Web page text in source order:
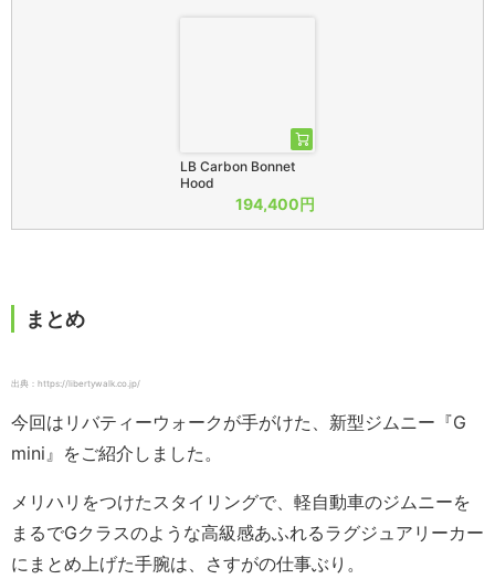
LB Carbon Bonnet
Hood
194,400円
まとめ
出典：https://libertywalk.co.jp/
今回はリバティーウォークが手がけた、新型ジムニー『G
mini』をご紹介しました。
メリハリをつけたスタイリングで、軽自動車のジムニーを
まるでGクラスのような高級感あふれるラグジュアリーカー
にまとめ上げた手腕は、さすがの仕事ぶり。